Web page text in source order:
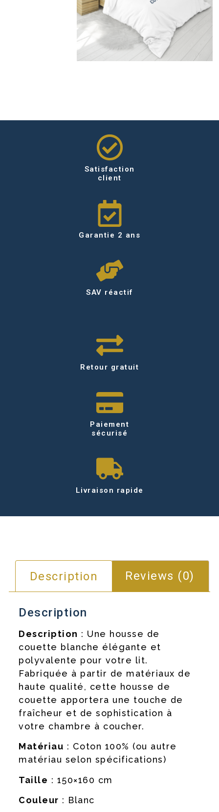
Satisfaction
client
Garantie 2 ans
SAV réactif
Retour gratuit
Paiement
sécurisé
Livraison rapide
Description Reviews (0)
Description
Description : Une housse de
couette blanche élégante et
polyvalente pour votre lit.
Fabriquée à partir de matériaux de
haute qualité, cette housse de
couette apportera une touche de
fraîcheur et de sophistication à
votre chambre à coucher.
Matériau : Coton 100% (ou autre
matériau selon spécifications)
Taille : 150×160 cm
Couleur : Blanc